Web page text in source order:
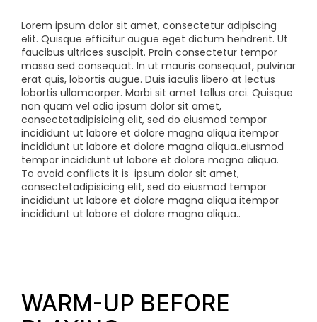
Lorem ipsum dolor sit amet, consectetur adipiscing
elit. Quisque efficitur augue eget dictum hendrerit. Ut
faucibus ultrices suscipit. Proin consectetur tempor
massa sed consequat. In ut mauris consequat, pulvinar
erat quis, lobortis augue. Duis iaculis libero at lectus
lobortis ullamcorper. Morbi sit amet tellus orci. Quisque
non quam vel odio ipsum dolor sit amet,
consectetadipisicing elit, sed do eiusmod tempor
incididunt ut labore et dolore magna aliqua itempor
incididunt ut labore et dolore magna aliqua..eiusmod
tempor incididunt ut labore et dolore magna aliqua.
To avoid conflicts it is ipsum dolor sit amet,
consectetadipisicing elit, sed do eiusmod tempor
incididunt ut labore et dolore magna aliqua itempor
incididunt ut labore et dolore magna aliqua..
WARM-UP BEFORE